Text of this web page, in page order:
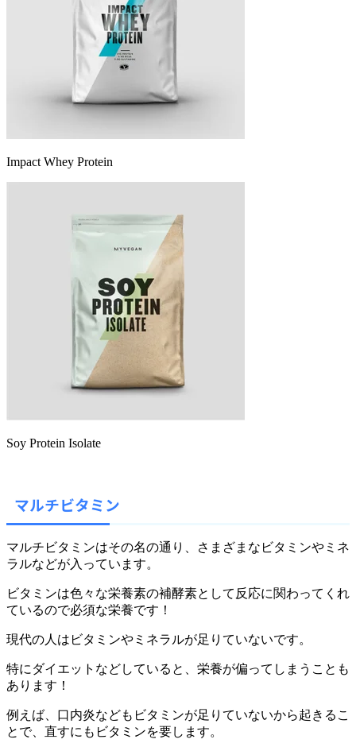
Impact Whey Protein
Soy Protein Isolate
マルチビタミン
マルチビタミンはその名の通り、さまざまなビタミンやミネ
ラルなどが入っています。
ビタミンは色々な栄養素の補酵素として反応に関わってくれ
ているので必須な栄養です！
現代の人はビタミンやミネラルが足りていないです。
特にダイエットなどしていると、栄養が偏ってしまうことも
あります！
例えば、口内炎などもビタミンが足りていないから起きるこ
とで、直すにもビタミンを要します。